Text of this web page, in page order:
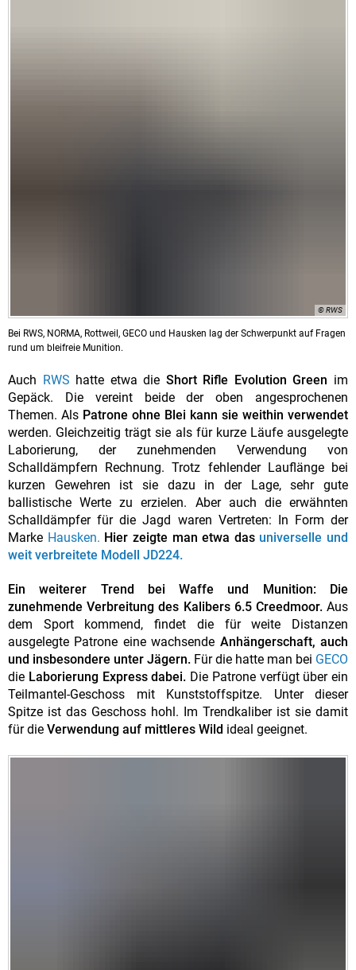
© RWS
Bei RWS, NORMA, Rottweil, GECO und Hausken lag der Schwerpunkt auf Fragen
rund um bleifreie Munition.
Auch RWS hatte etwa die Short Rifle Evolution Green im
Gepäck. Die vereint beide der oben angesprochenen
Themen. Als Patrone ohne Blei kann sie weithin verwendet
werden. Gleichzeitig trägt sie als für kurze Läufe ausgelegte
Laborierung, der zunehmenden Verwendung von
Schalldämpfern Rechnung. Trotz fehlender Lauflänge bei
kurzen Gewehren ist sie dazu in der Lage, sehr gute
ballistische Werte zu erzielen. Aber auch die erwähnten
Schalldämpfer für die Jagd waren Vertreten: In Form der
Marke Hausken. Hier zeigte man etwa das universelle und
weit verbreitete Modell JD224.
Ein weiterer Trend bei Waffe und Munition: Die
zunehmende Verbreitung des Kalibers 6.5 Creedmoor. Aus
dem Sport kommend, findet die für weite Distanzen
ausgelegte Patrone eine wachsende Anhängerschaft, auch
und insbesondere unter Jägern. Für die hatte man bei GECO
die Laborierung Express dabei. Die Patrone verfügt über ein
Teilmantel-Geschoss mit Kunststoffspitze. Unter dieser
Spitze ist das Geschoss hohl. Im Trendkaliber ist sie damit
für die Verwendung auf mittleres Wild ideal geeignet.